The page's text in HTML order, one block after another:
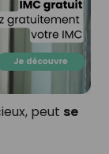
peut se